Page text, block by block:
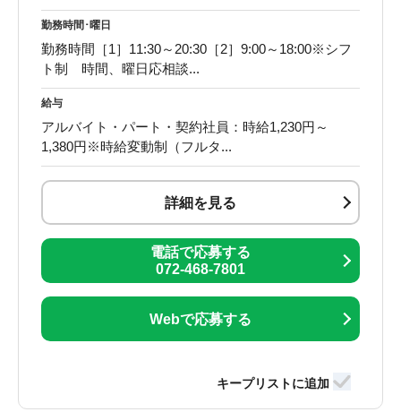
勤務時間･曜日
勤務時間［1］11:30～20:30［2］9:00～18:00※シフ
ト制 時間、曜日応相談...
給与
アルバイト・パート・契約社員：時給1,230円～
1,380円※時給変動制（フルタ...
詳細を見る
電話で応募する
072-468-7801
Webで応募する